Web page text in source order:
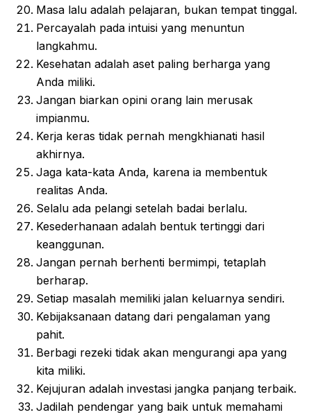
Masa lalu adalah pelajaran, bukan tempat tinggal.
Percayalah pada intuisi yang menuntun
langkahmu.
Kesehatan adalah aset paling berharga yang
Anda miliki.
Jangan biarkan opini orang lain merusak
impianmu.
Kerja keras tidak pernah mengkhianati hasil
akhirnya.
Jaga kata-kata Anda, karena ia membentuk
realitas Anda.
Selalu ada pelangi setelah badai berlalu.
Kesederhanaan adalah bentuk tertinggi dari
keanggunan.
Jangan pernah berhenti bermimpi, tetaplah
berharap.
Setiap masalah memiliki jalan keluarnya sendiri.
Kebijaksanaan datang dari pengalaman yang
pahit.
Berbagi rezeki tidak akan mengurangi apa yang
kita miliki.
Kejujuran adalah investasi jangka panjang terbaik.
Jadilah pendengar yang baik untuk memahami